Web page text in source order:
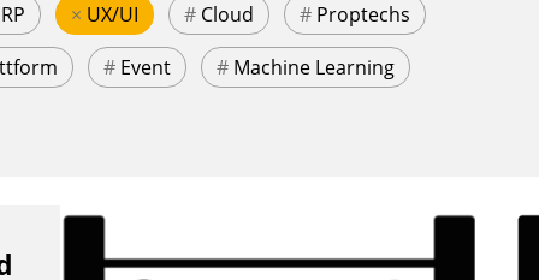
× UX/UI # Cloud # Proptechs
# Event # Machine Learning